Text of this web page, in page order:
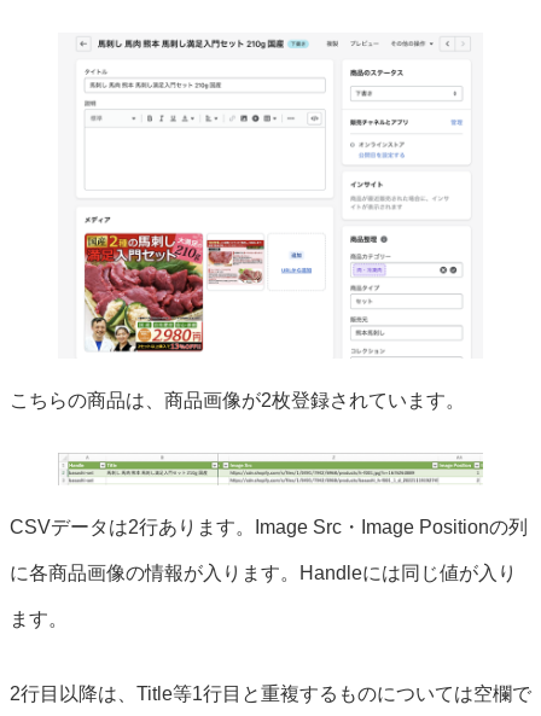
こちらの商品は、商品画像が2枚登録されています。
CSVデータは2行あります。Image Src・Image Positionの列
に各商品画像の情報が入ります。Handleには同じ値が入り
ます。
2行目以降は、Title等1行目と重複するものについては空欄で